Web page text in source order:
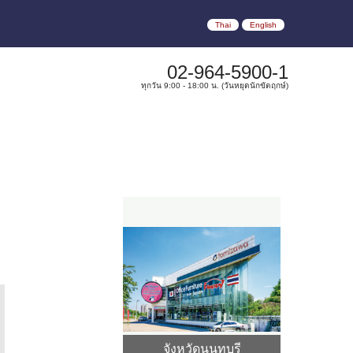
Thai English
02-964-5900-1
ทุกวัน 9:00 - 18:00 น. (วันหยุดนักขัตฤกษ์)
จังหวัดนนทบุรี